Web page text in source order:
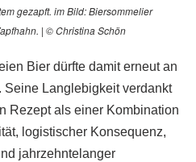
gezapft. im Bild: Biersommelier
| © Christina Schön
Bier dürfte damit erneut an
Langlebigkeit verdankt
Rezept als einer Kombination
logistischer Konsequenz,
jahrzehntelanger